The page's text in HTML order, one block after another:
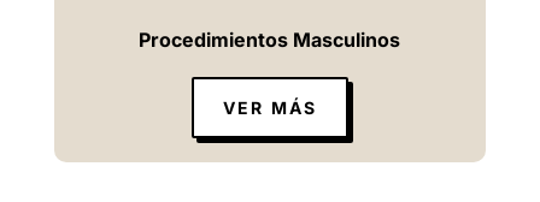
Procedimientos Masculinos
VER MÁS